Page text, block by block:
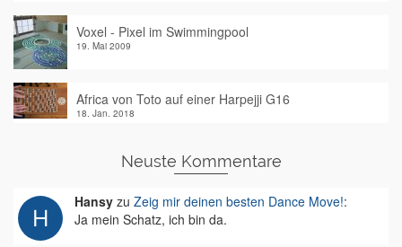
Voxel - Pixel im Swimmingpool
19. Mai 2009
Africa von Toto auf einer Harpejji G16
18. Jan. 2018
Neuste Kommentare
Hansy zu Zeig mir deinen besten Dance Move!:
Ja mein Schatz, ich bin da.